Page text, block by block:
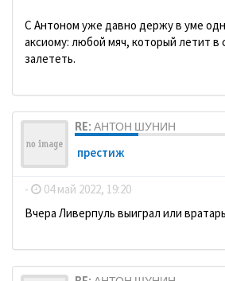
С Антоном уже давно держу в уме
аксиому: любой мяч, который летит в
залететь.
RE: АНТОН ШУНИН
престиж
- 04 май 2022, 19:20
Вчера Ливерпуль выиграл или